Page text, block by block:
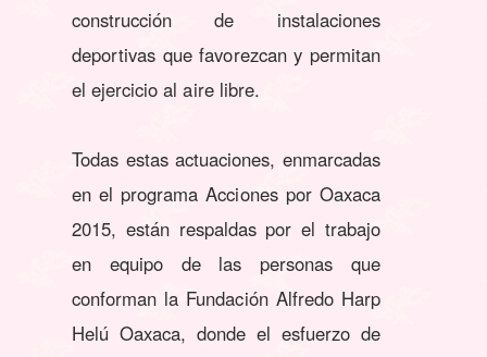
construcción de instalaciones
deportivas que favorezcan y permitan
el ejercicio al aire libre.
Todas estas actuaciones, enmarcadas
en el programa Acciones por Oaxaca
2015, están respaldas por el trabajo
en equipo de las personas que
conforman la Fundación Alfredo Harp
Helú Oaxaca, donde el esfuerzo de